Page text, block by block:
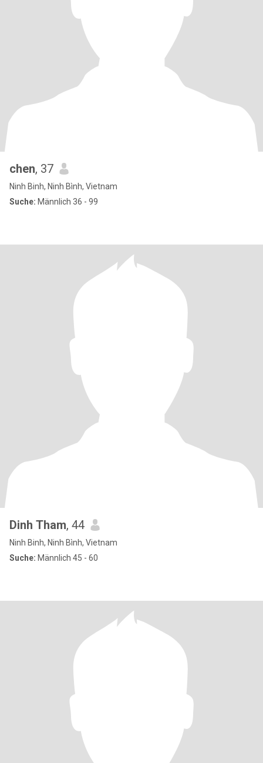
chen, 37
Ninh Binh, Ninh Bình, Vietnam
Suche: Männlich 36 - 99
Dinh Tham, 44
Ninh Binh, Ninh Bình, Vietnam
Suche: Männlich 45 - 60